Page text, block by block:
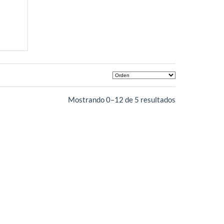
Mostrando 0–12 de 5 resultados